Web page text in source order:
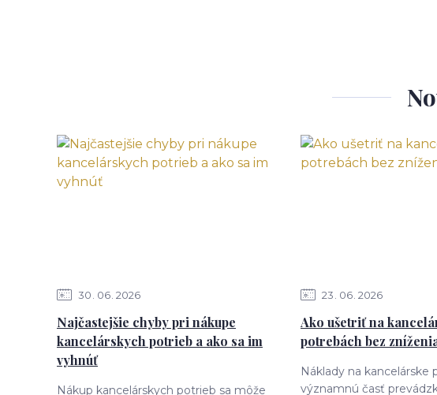
30 06 2026
Najčastejšie chyby pri nákupe
kancelárskych potrieb a ako sa im
vyhnúť
Nákup kancelárskych potrieb sa môže
23 06 2026
Ako ušetriť na
potrebách bez
Náklady na kancelárske
významnú časť